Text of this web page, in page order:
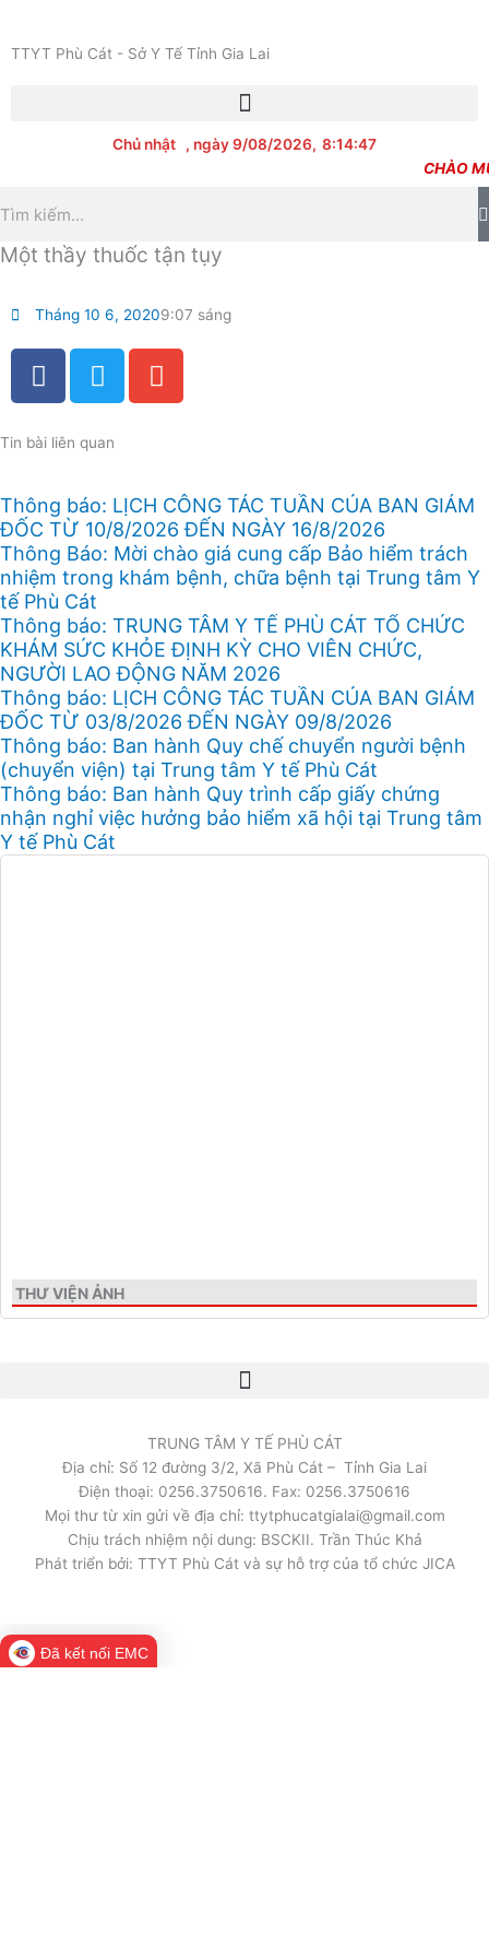
nộiTTYT Phù Cát - Sở Y Tế Tỉnh Gia Lai
Chủ nhật , ngày 9/08/2026, 8:14:47
CHÀO
kiếm
Một thầy thuốc tận tụy
Tháng 10 6, 20209:07 sáng
F
a
e
o
o
k
T
w
t
e
r
E
n
o
p
e
Tin bài liên quan
Thông báo: LỊCH CÔNG TÁC TUẦN CỦA BAN GIÁM
ĐỐC TỪ 10/8/2026 ĐẾN NGÀY 16/8/2026
Thông Báo: Mời chào giá cung cấp Bảo hiểm trách
nhiệm trong khám bệnh, chữa bệnh tại Trung tâm Y
tế Phù Cát
Thông báo: TRUNG TÂM Y TẾ PHÙ CÁT TỔ CHỨC
KHÁM SỨC KHỎE ĐỊNH KỲ CHO VIÊN CHỨC,
NGƯỜI LAO ĐỘNG NĂM 2026
Thông báo: LỊCH CÔNG TÁC TUẦN CỦA BAN GIÁM
ĐỐC TỪ 03/8/2026 ĐẾN NGÀY 09/8/2026
Thông báo: Ban hành Quy chế chuyển người bệnh
(chuyển viện) tại Trung tâm Y tế Phù Cát
Thông báo: Ban hành Quy trình cấp giấy chứng
nhận nghỉ việc hưởng bảo hiểm xã hội tại Trung tâm
Y tế Phù Cát
THƯ VIỆN ẢNH
TRUNG TÂM Y TẾ PHÙ CÁT
Địa chỉ: Số 12 đường 3/2, Xã Phù Cát – Tỉnh Gia Lai
Điện thoại: 0256.3750616. Fax: 0256.3750616
Mọi thư từ xin gửi về địa chỉ: ttytphucatgialai@gmail.com
Chịu trách nhiệm nội dung: BSCKII. Trần Thúc Khả
Phát triển bởi: TTYT Phù Cát và sự hỗ trợ của tổ chức JICA
Đã kết nối EMC